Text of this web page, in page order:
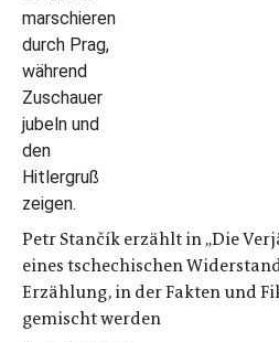
Petr Stančík erzählt in „Die
eines tschechischen
Erzählung, in der Fakten und
gemischt werden